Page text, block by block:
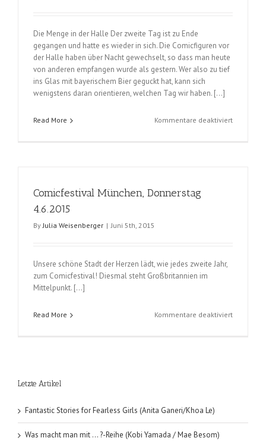
Die Menge in der Halle Der zweite Tag ist zu Ende
gegangen und hatte es wieder in sich. Die Comicfiguren vor
der Halle haben über Nacht gewechselt, so dass man heute
von anderen empfangen wurde als gestern. Wer also zu tief
ins Glas mit bayerischem Bier geguckt hat, kann sich
wenigstens daran orientieren, welchen Tag wir haben. […]
Read More Kommentare deaktiviertfür
Comicfestival München, Donnerstag
4.6.2015
ByJulia Weisenberger | Juni 5th, 2015
Unsere schöne Stadt der Herzen lädt, wie jedes zweite Jahr,
zum Comicfestival! Diesmal steht Großbritannien im
Mittelpunkt. […]
Read More Kommentare deaktiviertfür
Letzte Artikel
Fantastic Stories for Fearless Girls (Anita Ganeri/Khoa Le)
Was macht man mit … ?-Reihe (Kobi Yamada / Mae Besom)